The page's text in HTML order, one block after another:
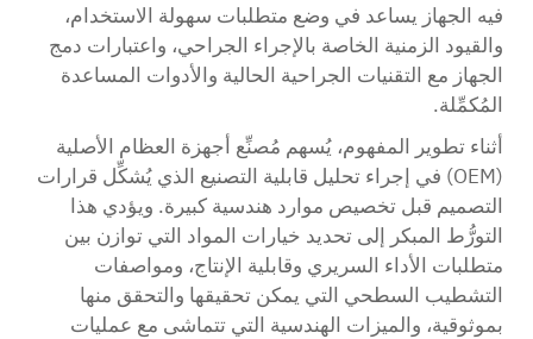
فيه الجهاز يساعد في وضع متطلبات سهولة الاستخدام،
والقيود الزمنية الخاصة بالإجراء الجراحي، واعتبارات دمج
الجهاز مع التقنيات الجراحية الحالية والأدوات المساعدة
المُكمِّلة.
أثناء تطوير المفهوم، يُسهم مُصنِّع أجهزة العظام الأصلية
(OEM) في إجراء تحليل قابلية التصنيع الذي يُشكِّل قرارات
التصميم قبل تخصيص موارد هندسية كبيرة. ويؤدي هذا
التورُّط المبكر إلى تحديد خيارات المواد التي توازن بين
متطلبات الأداء السريري وقابلية الإنتاج، ومواصفات
التشطيب السطحي التي يمكن تحقيقها والتحقق منها
بموثوقية، والميزات الهندسية التي تتماشى مع عمليات